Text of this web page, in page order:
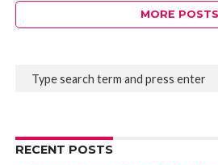
MORE POSTS
RECENT POSTS